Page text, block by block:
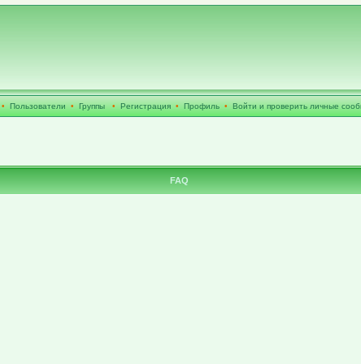
• Пользователи • Группы • Регистрация • Профиль • Войти и проверить личные
FAQ